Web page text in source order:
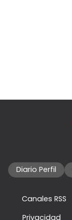
Diario Perfil
Canales RSS
Privacidad